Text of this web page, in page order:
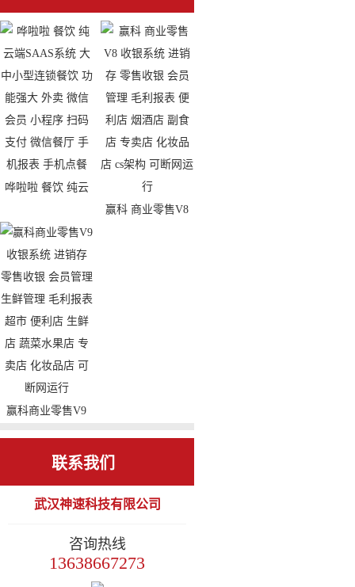
哗啦啦 餐饮 纯云
小型连锁餐饮 功能
强大 外卖 微信会
员 小程序 扫码支
付 微信餐厅 手机
报表 手机点餐
赢科 商业零售V8
赢科商业零售V9
零售收银 会员管理
超市 便利店 生鲜
卖店 化妆品店 可
联系我们
武汉神速科技有限公司
咨询热线
13638667273